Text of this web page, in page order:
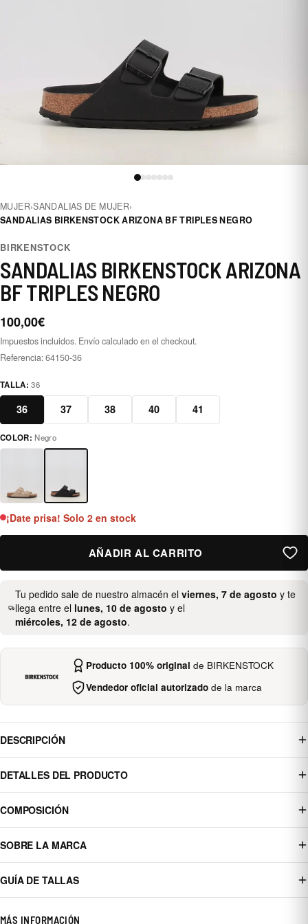
MUJER›SANDALIAS DE MUJER›
SANDALIAS BIRKENSTOCK ARIZONA BF TRIPLES NEGRO
BIRKENSTOCK
SANDALIAS BIRKENSTOCK ARIZONA
BF TRIPLES NEGRO
100,00€
Impuestos incluidos. Envío calculado en el checkout.
Referencia:64150-36
TALLA:36
36 37 38 40 41
negro
COLOR: Negro
¡Date prisa! Solo 2 en stock
AÑADIR AL CARRITO
Tu pedido sale de nuestro almacén el viernes, 7 de agosto y te
llega entre el lunes, 10 de agosto y el
miércoles, 12 de agosto.
Producto 100% original de BIRKENSTOCK
Vendedor oficial autorizadode la marca
DESCRIPCIÓN
DETALLES DEL PRODUCTO
COMPOSICIÓN
SOBRE LA MARCA
GUÍA DE TALLAS
MÁS INFORMACIÓN